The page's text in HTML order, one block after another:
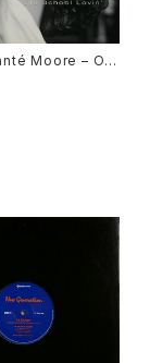
Moore – Old
[MCA Recor